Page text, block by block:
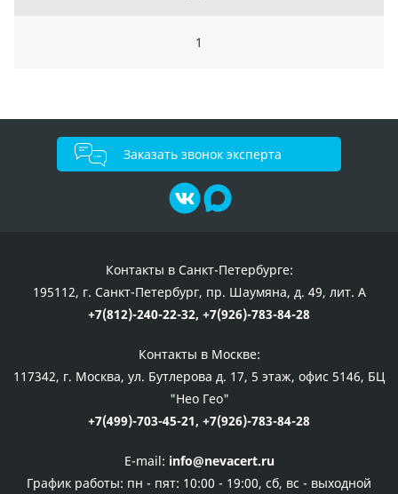
1
Заказать звонок эксперта
Контакты в Санкт-Петербурге:
195112, г. Санкт-Петербург, пр. Шаумяна, д. 49, лит. А
+7(812)-240-22-32, +7(926)-783-84-28
Контакты в Москве:
117342, г. Москва, ул. Бутлерова д. 17, 5 этаж, офис 5146, БЦ
"Нео Гео"
+7(499)-703-45-21, +7(926)-783-84-28
E-mail: info@nevacert.ru
График работы: пн - пят: 10:00 - 19:00, сб, вс - выходной